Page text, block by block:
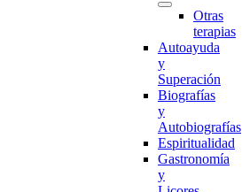
Otras
terapias
Autoayuda
y
Superación
Biografías
y
Autobiografías
Espiritualidad
Gastronomía
y